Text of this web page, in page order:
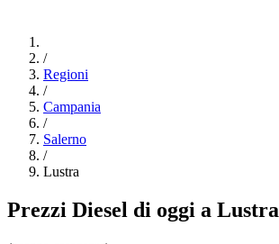
/
Regioni
/
Campania
/
Salerno
/
Lustra
Prezzi Diesel di oggi a Lustra